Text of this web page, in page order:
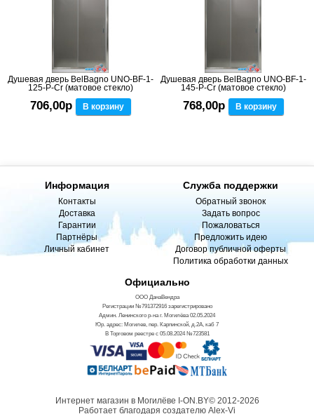
Душевая дверь BelBagno UNO-BF-1-
125-P-Cr (матовое стекло)
706,00р В корзину
Душевая дверь BelBagno UNO-BF-1-
145-P-Cr (матовое стекло)
768,00р В корзину
Информация
Контакты
Доставка
Гарантии
Партнёры
Личный кабинет
Служба поддержки
Обратный звонок
Задать вопрос
Пожаловаться
Предложить идею
Договор публичной оферты
Политика обработки данных
Официально
ООО ДанаВендра
Регистрации №791372916 зарегистрировано
Админ. Ленинского р-на г. Могилёва 02.05.2024
Юр. адрес: Могилев, пер. Карпинской, д.2А, каб 7
В Торговом реестре с 05.08.2024 №723581
Интернет магазин в Могилёве I-ON.BY© 2012-2026
Работает благодаря создателю Alex-Vi